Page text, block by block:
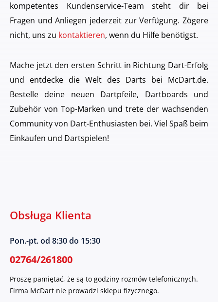
kompetentes Kundenservice-Team steht dir bei
Fragen und Anliegen jederzeit zur Verfügung. Zögere
nicht, uns zu kontaktieren, wenn du Hilfe benötigst.
Mache jetzt den ersten Schritt in Richtung Dart-Erfolg
und entdecke die Welt des Darts bei McDart.de.
Bestelle deine neuen Dartpfeile, Dartboards und
Zubehör von Top-Marken und trete der wachsenden
Community von Dart-Enthusiasten bei. Viel Spaß beim
Einkaufen und Dartspielen!
Obsługa Klienta
Pon.-pt. od 8:30 do 15:30
02764/261800
Proszę pamiętać, że są to godziny rozmów telefonicznych.
Firma McDart nie prowadzi sklepu fizycznego.